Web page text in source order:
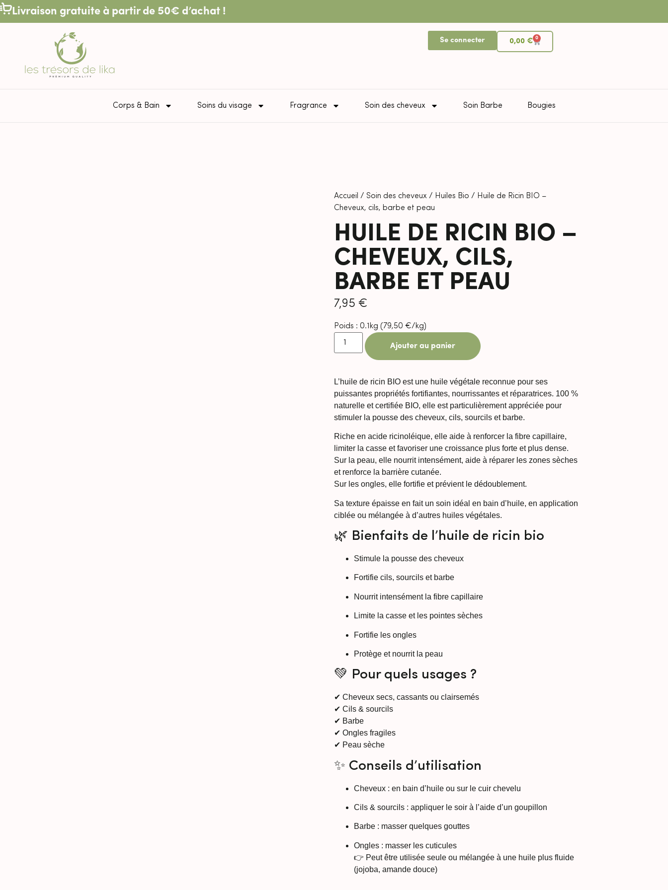
Livraison gratuite à partir de 50€ d’achat !
Se connecter 0,00 € 0
Corps & Bain Soins du visage Fragrance Soin des cheveux Soin Barbe Bougies
Accueil / Soin des cheveux / Huiles Bio / Huile de Ricin BIO –
Cheveux, cils, barbe et peau
HUILE DE RICIN BIO –
CHEVEUX, CILS,
BARBE ET PEAU
7,95 €
Poids : 0.1kg (79,50 €/kg)
Ajouter au panier
L’huile de ricin BIO est une huile végétale reconnue pour ses
puissantes propriétés fortifiantes, nourrissantes et réparatrices. 100 %
naturelle et certifiée BIO, elle est particulièrement appréciée pour
stimuler la pousse des cheveux, cils, sourcils et barbe.
Riche en acide ricinoléique, elle aide à renforcer la fibre capillaire,
limiter la casse et favoriser une croissance plus forte et plus dense.
Sur la peau, elle nourrit intensément, aide à réparer les zones sèches
et renforce la barrière cutanée.
Sur les ongles, elle fortifie et prévient le dédoublement.
Sa texture épaisse en fait un soin idéal en bain d’huile, en application
ciblée ou mélangée à d’autres huiles végétales.
🌿 Bienfaits de l’huile de ricin bio
Stimule la pousse des cheveux
Fortifie cils, sourcils et barbe
Nourrit intensément la fibre capillaire
Limite la casse et les pointes sèches
Fortifie les ongles
Protège et nourrit la peau
💚 Pour quels usages ?
✔ Cheveux secs, cassants ou clairsemés
✔ Cils & sourcils
✔ Barbe
✔ Ongles fragiles
✔ Peau sèche
✨ Conseils d’utilisation
Cheveux : en bain d’huile ou sur le cuir chevelu
Cils & sourcils : appliquer le soir à l’aide d’un goupillon
Barbe : masser quelques gouttes
Ongles : masser les cuticules
👉 Peut être utilisée seule ou mélangée à une huile plus fluide
(jojoba, amande douce)